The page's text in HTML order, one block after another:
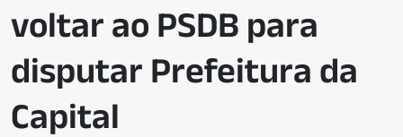
voltar ao PSDB para
disputar Prefeitura da
Capital